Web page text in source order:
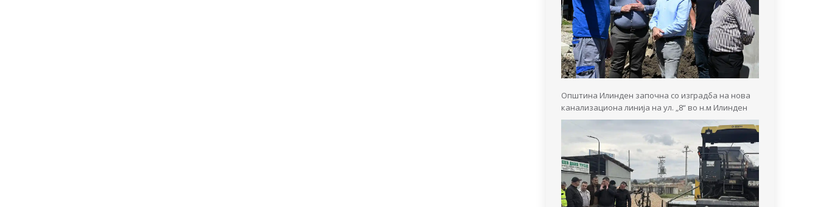
Општина Илинден започна со изградба на нова
канализациона линија на ул. „8“ во н.м Илинден